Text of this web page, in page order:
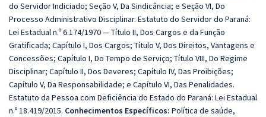
do Servidor Indiciado; Seção V, Da Sindicância; e Seção VI, Do
Processo Administrativo Disciplinar. Estatuto do Servidor do Paraná:
Lei Estadual n.º 6.174/1970 — Título II, Dos Cargos e da Função
Gratificada; Capítulo I, Dos Cargos; Título V, Dos Direitos, Vantagens e
Concessões; Capítulo I, Do Tempo de Serviço; Título VIII, Do Regime
Disciplinar; Capítulo II, Dos Deveres; Capítulo IV, Das Proibições;
Capítulo V, Da Responsabilidade; e Capítulo VI, Das Penalidades.
Estatuto da Pessoa com Deficiência do Estado do Paraná: Lei Estadual
n.º 18.419/2015. Conhecimentos Específicos: Política de saúde,